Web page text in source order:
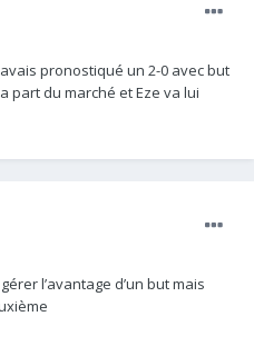
pronostiqué un 2-0 avec but
part du marché et Eze va lui
l’avantage d’un but mais